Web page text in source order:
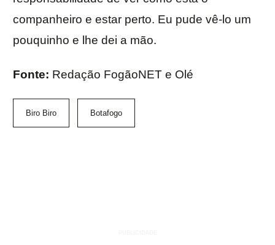
companheiro e estar perto. Eu pude vê-lo um
pouquinho e lhe dei a mão.
Fonte: Redação FogãoNET e Olé
Biro Biro Botafogo